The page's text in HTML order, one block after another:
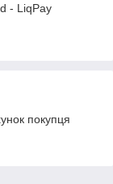
- LiqPay
покупця